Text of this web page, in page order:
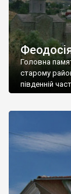
Головна
старому
південній